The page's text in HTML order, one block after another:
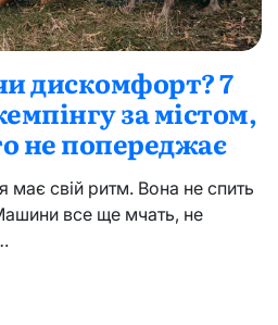
дискомфорт? 7
за містом,
не попереджає
має свій ритм. Вона не спить
все ще мчать, не